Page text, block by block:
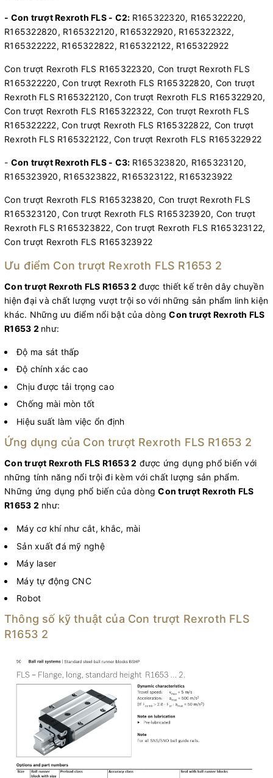
- Con trượt Rexroth FLS - C2: R165322320, R165322220,
R165322820, R165322120, R165322920, R165322322,
R165322222, R165322822, R165322122, R165322922
Con trượt Rexroth FLS R165322320, Con trượt Rexroth FLS
R165322220, Con trượt Rexroth FLS R165322820, Con trượt
Rexroth FLS R165322120, Con trượt Rexroth FLS R165322920,
Con trượt Rexroth FLS R165322322, Con trượt Rexroth FLS
R165322222, Con trượt Rexroth FLS R165322822, Con trượt
Rexroth FLS R165322122, Con trượt Rexroth FLS R165322922
- Con trượt Rexroth FLS - C3: R165323820, R165323120,
R165323920, R165323822, R165323122, R165323922
Con trượt Rexroth FLS R165323820, Con trượt Rexroth FLS
R165323120, Con trượt Rexroth FLS R165323920, Con trượt
Rexroth FLS R165323822, Con trượt Rexroth FLS R165323122,
Con trượt Rexroth FLS R165323922
Ưu điểm Con trượt Rexroth FLS R1653 2
Con trượt Rexroth FLS R1653 2 được thiết kế trên dây chuyền
hiện đại và chất lượng vượt trội so với những sản phẩm linh kiện
khác. Những ưu điểm nổi bật của dòngCon trượt Rexroth FLS
R1653 2 như:
Độ ma sát thấp
Độ chính xác cao
Chịu được tải trọng cao
Chống mài mòn tốt
Hiệu suất làm việc ổn định
Ứng dụng của Con trượt Rexroth FLS R1653 2
Con trượt Rexroth FLS R1653 2 được ứng dụng phổ biến với
những tính năng nổi trội đi kèm với chất lượng sản phẩm.
Những ứng dụng phổ biến của dòngCon trượt Rexroth FLS
R1653 2 như:
Máy cơ khí như cắt, khắc, mài
Sản xuất đá mỹ nghệ
Máy laser
Máy tự động CNC
Robot
Thông số kỹ thuật của Con trượt Rexroth FLS
R1653 2